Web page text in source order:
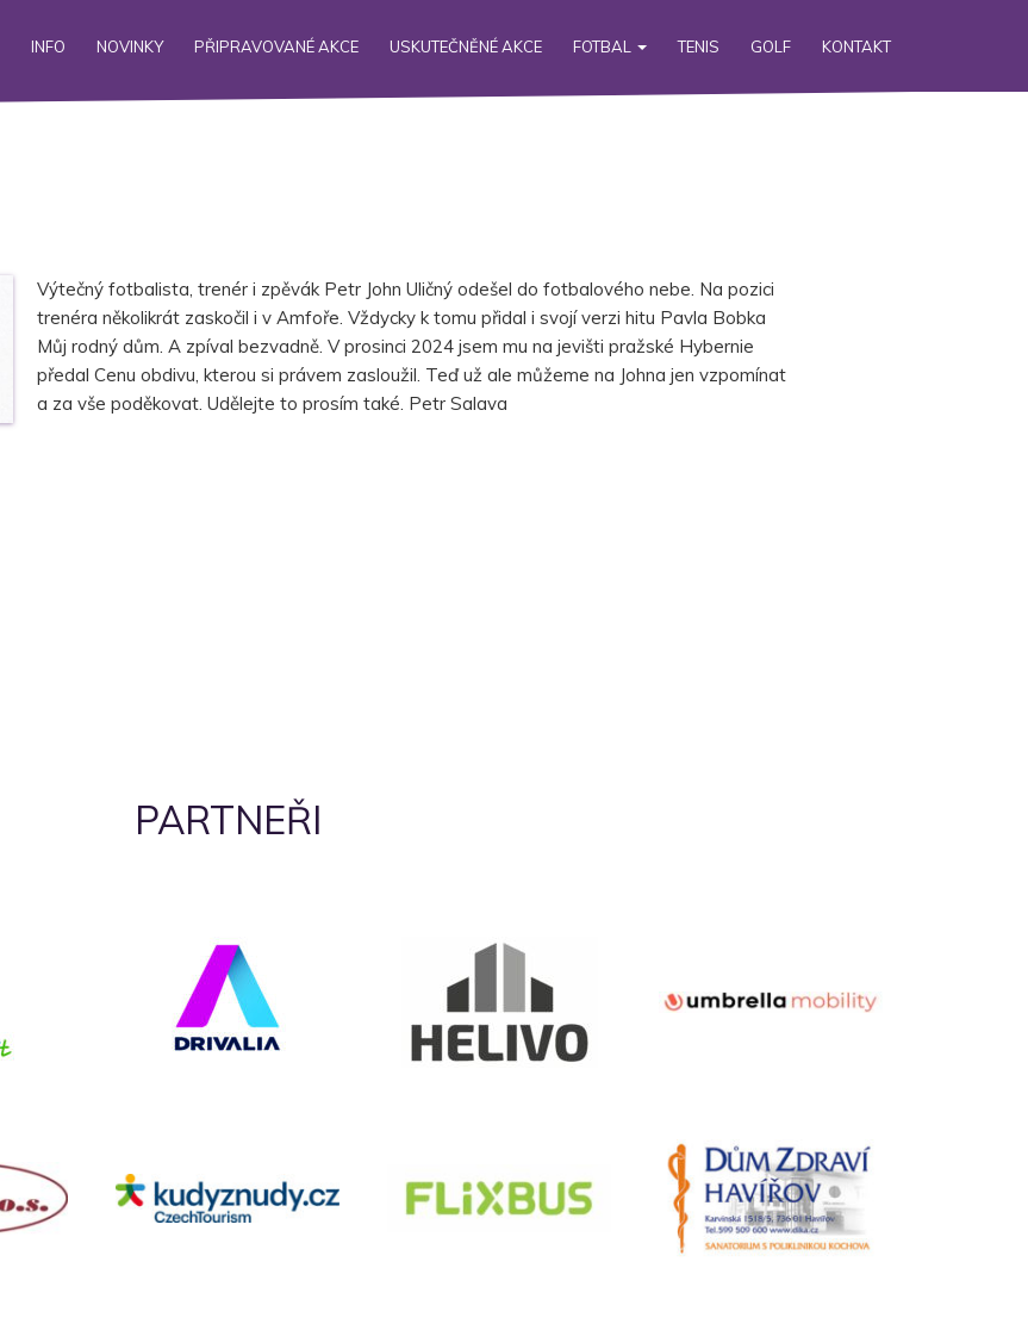
INFO NOVINKY PŘIPRAVOVANÉ AKCE USKUTEČNĚNÉ AKCE FOTBAL TENIS GOLF KONTAKT
Výtečný fotbalista, trenér i zpěvák Petr John Uličný odešel do fotbalového nebe. Na pozici
trenéra několikrát zaskočil i v Amfoře. Vždycky k tomu přidal i svojí verzi hitu Pavla Bobka
Můj rodný dům. A zpíval bezvadně. V prosinci 2024 jsem mu na jevišti pražské Hybernie
předal Cenu obdivu, kterou si právem zasloužil. Teď už ale můžeme na Johna jen vzpomínat
a za vše poděkovat. Udělejte to prosím také. Petr Salava
PARTNEŘI